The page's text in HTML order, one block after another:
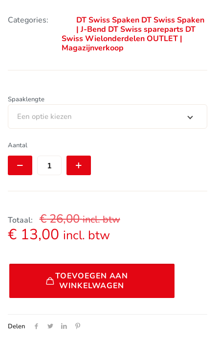
Categories: DT Swiss Spaken DT Swiss Spaken
| J-Bend DT Swiss spareparts DT
Swiss Wielonderdelen OUTLET |
Magazijnverkoop
Spaaklengte
Een optie kiezen
Aantal
DT
Swiss
Aerolite
Spaak
J-
Bladed
2,0/0,9-
Wit
aantal
Totaal: €26,00 incl. btw
€13,00 incl. btw
TOEVOEGEN AAN
WINKELWAGEN
Delen